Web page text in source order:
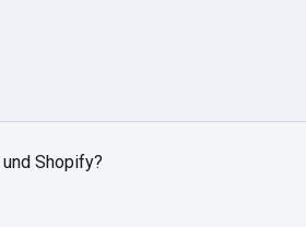
Shopify?